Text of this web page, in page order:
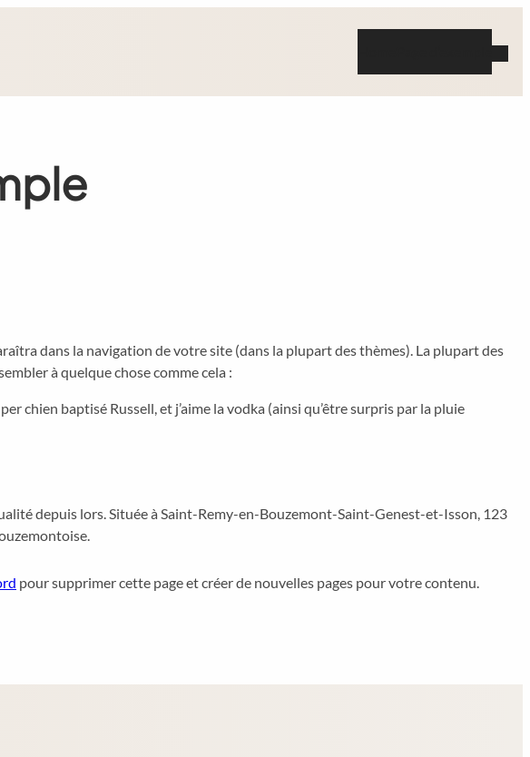
dans la navigation de votre site (dans la plupart des thèmes). La plupart des
à quelque chose comme cela :
chien baptisé Russell, et j’aime la vodka (ainsi qu’être surpris par la pluie
depuis lors. Située à Saint-Remy-en-Bouzemont-Saint-Genest-et-Isson, 123
pour supprimer cette page et créer de nouvelles pages pour votre contenu.